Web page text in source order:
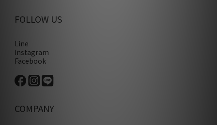
FOLLOW US
Line
Instagram
Facebook
COMPANY